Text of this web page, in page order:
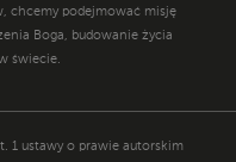
chcemy podejmować misję
Boga, budowanie życia
świecie.
1 ustawy o prawie autorskim